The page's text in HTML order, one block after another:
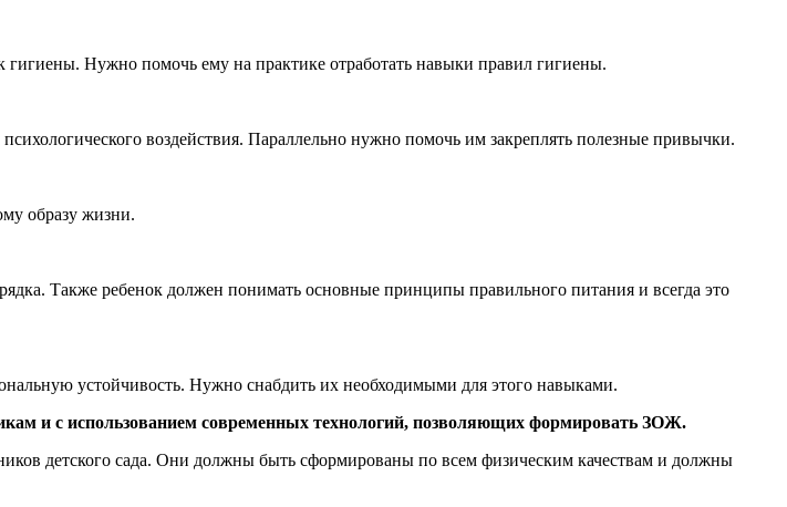
Нужно помочь ему на практике отработать навыки правил гигиены.
воздействия. Параллельно нужно помочь им закреплять полезные привычки.
образу жизни.
Также ребенок должен понимать основные принципы правильного питания и всегда это
устойчивость. Нужно снабдить их необходимыми для этого навыками.
и с использованием современных технологий, позволяющих формировать ЗОЖ.
детского сада. Они должны быть сформированы по всем физическим качествам и должны